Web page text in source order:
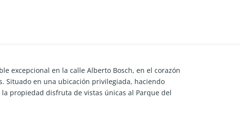
excepcional en la calle Alberto Bosch, en el corazón
Situado en una ubicación privilegiada, haciendo
propiedad disfruta de vistas únicas al Parque del
de diseño, cuenta con 122 metros cuadrados muy